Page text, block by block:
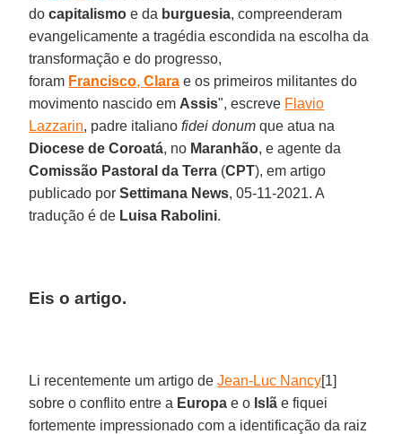
docapitalismo e da burguesia, compreenderam
evangelicamente a tragédia escondida na escolha da
transformação e do progresso,
foram Francisco,Clara e os primeiros militantes do
movimento nascido em Assis", escreve Flavio
Lazzarin, padre italianofidei donum que atua na
Diocese de Coroatá, no Maranhão, e agente da
Comissão Pastoral da Terra (CPT), em artigo
publicado porSettimana News, 05-11-2021. A
tradução é de Luisa Rabolini.
Eis o artigo.
Li recentemente um artigo deJean-Luc Nancy[1]
sobre o conflito entre a Europa e o Islã e fiquei
fortemente impressionado com a identificação da raiz